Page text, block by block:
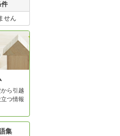
件
せん
ら引越
つ情報
集